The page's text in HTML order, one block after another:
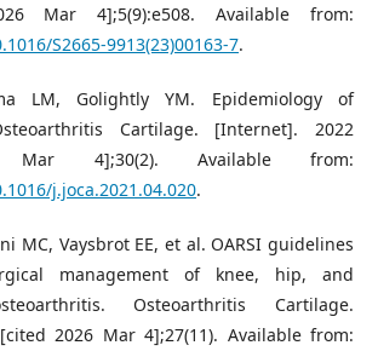
Mar 4];5(9):e508. Available from:
S2665-9913(23)00163-7.
LM, Golightly YM. Epidemiology of
Cartilage. [Internet]. 2022
4];30(2). Available from:
j.joca.2021.04.020.
MC, Vaysbrot EE, et al. OARSI guidelines
management of knee, hip, and
Osteoarthritis Cartilage.
2026 Mar 4];27(11). Available from: